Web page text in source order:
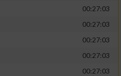
00:27:03
00:27:03
00:27:03
00:27:03
00:27:03